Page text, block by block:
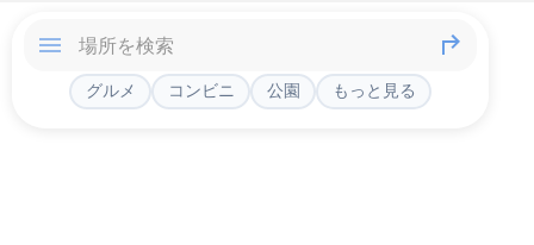
グルメ コンビニ 公園 もっと見る